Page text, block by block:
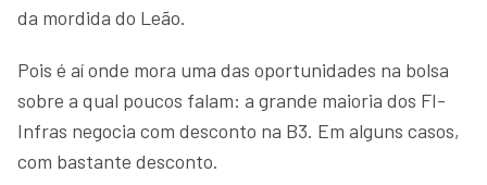
da mordida do Leão.
Pois é aí onde mora uma das oportunidades na bolsa
sobre a qual poucos falam: a grande maioria dos FI-
Infras negocia com desconto na B3. Em alguns casos,
com bastante desconto.